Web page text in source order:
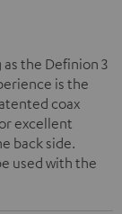
the Definion 3
is the
coax
excellent
back side.
used with the